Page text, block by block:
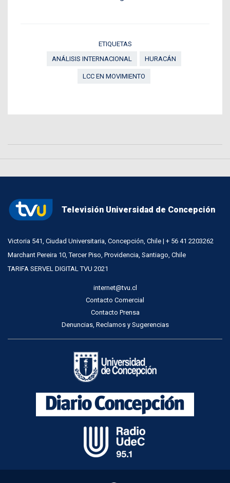
ETIQUETAS
ANÁLISIS INTERNACIONAL
HURACÁN
LCC EN MOVIMIENTO
Televisión Universidad de Concepción
Victoria 541, Ciudad Universitaria, Concepción, Chile | + 56 41 2203262
Marchant Pereira 10, Tercer Piso, Providencia, Santiago, Chile
TARIFA SERVEL DIGITAL TVU 2021
internet@tvu.cl
Contacto Comercial
Contacto Prensa
Denuncias, Reclamos y Sugerencias